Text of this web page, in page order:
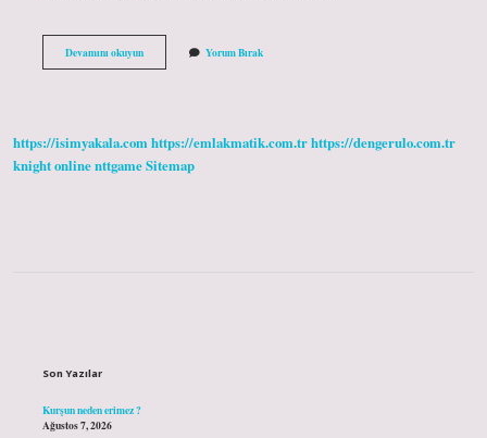
Devamını okuyunOrta
Doğuda
Var
Yorum Bırak
https://isimyakala.comhttps://emlakmatik.com.trhttps://dengerulo.com.tr
knight onlinenttgameSitemap
Son Yazılar
Kurşun neden erimez ?
Ağustos 7, 2026